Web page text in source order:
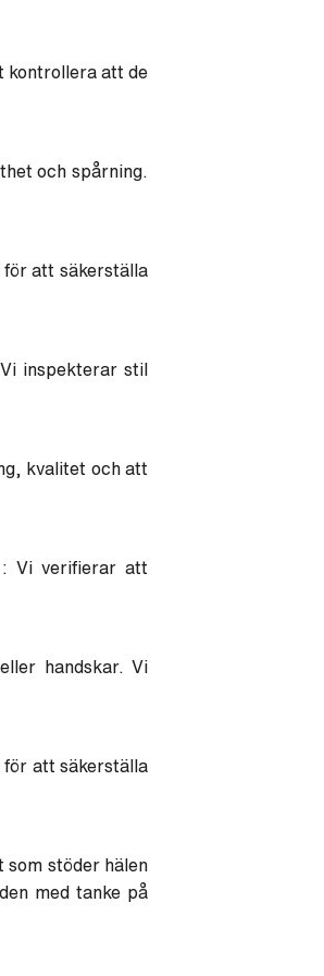
kontrollera att de
och spårning.
för att säkerställa
inspekterar stil
kvalitet och att
Vi verifierar att
handskar. Vi
för att säkerställa
som stöder hälen
med tanke på